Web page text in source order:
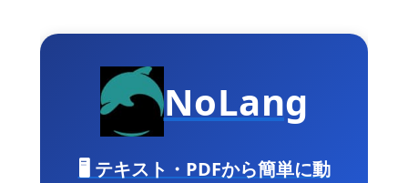
NoLang
🖥️ テキスト・PDFから簡単に動